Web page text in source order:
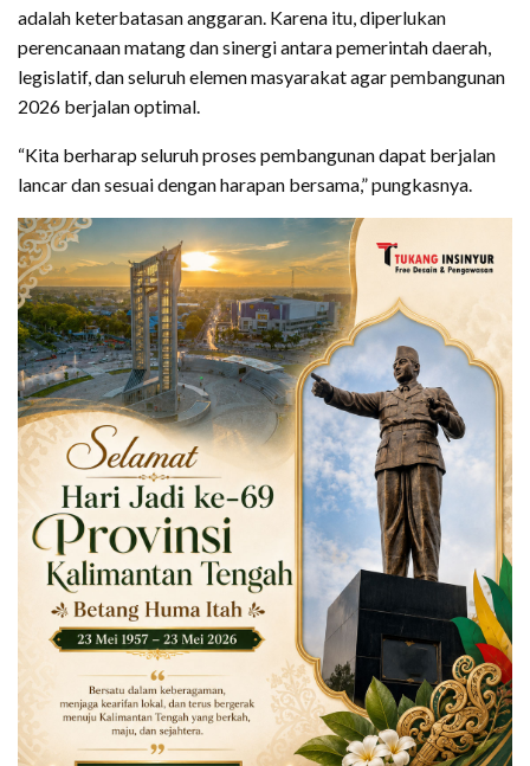
adalah keterbatasan anggaran. Karena itu, diperlukan
perencanaan matang dan sinergi antara pemerintah daerah,
legislatif, dan seluruh elemen masyarakat agar pembangunan
2026 berjalan optimal.
“Kita berharap seluruh proses pembangunan dapat berjalan
lancar dan sesuai dengan harapan bersama,” pungkasnya.